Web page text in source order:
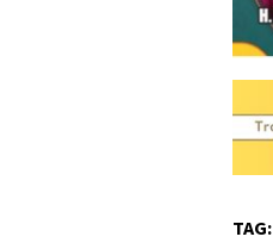
TAG: